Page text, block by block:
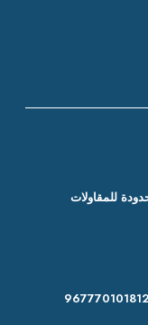
للمقاولات